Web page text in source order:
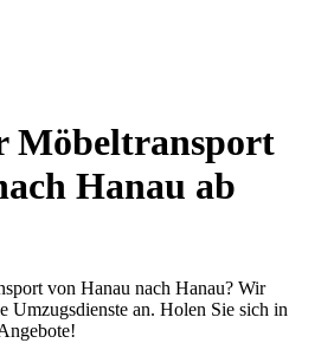
Möbeltransport
Hanau ab
von Hanau nach Hanau? Wir
Umzugsdienste an. Holen Sie sich in